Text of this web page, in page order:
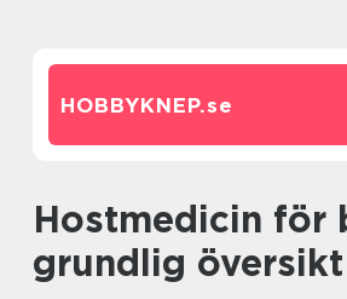
HOBBYKNEP.se
Hostmedicin för barn – En
grundlig översikt